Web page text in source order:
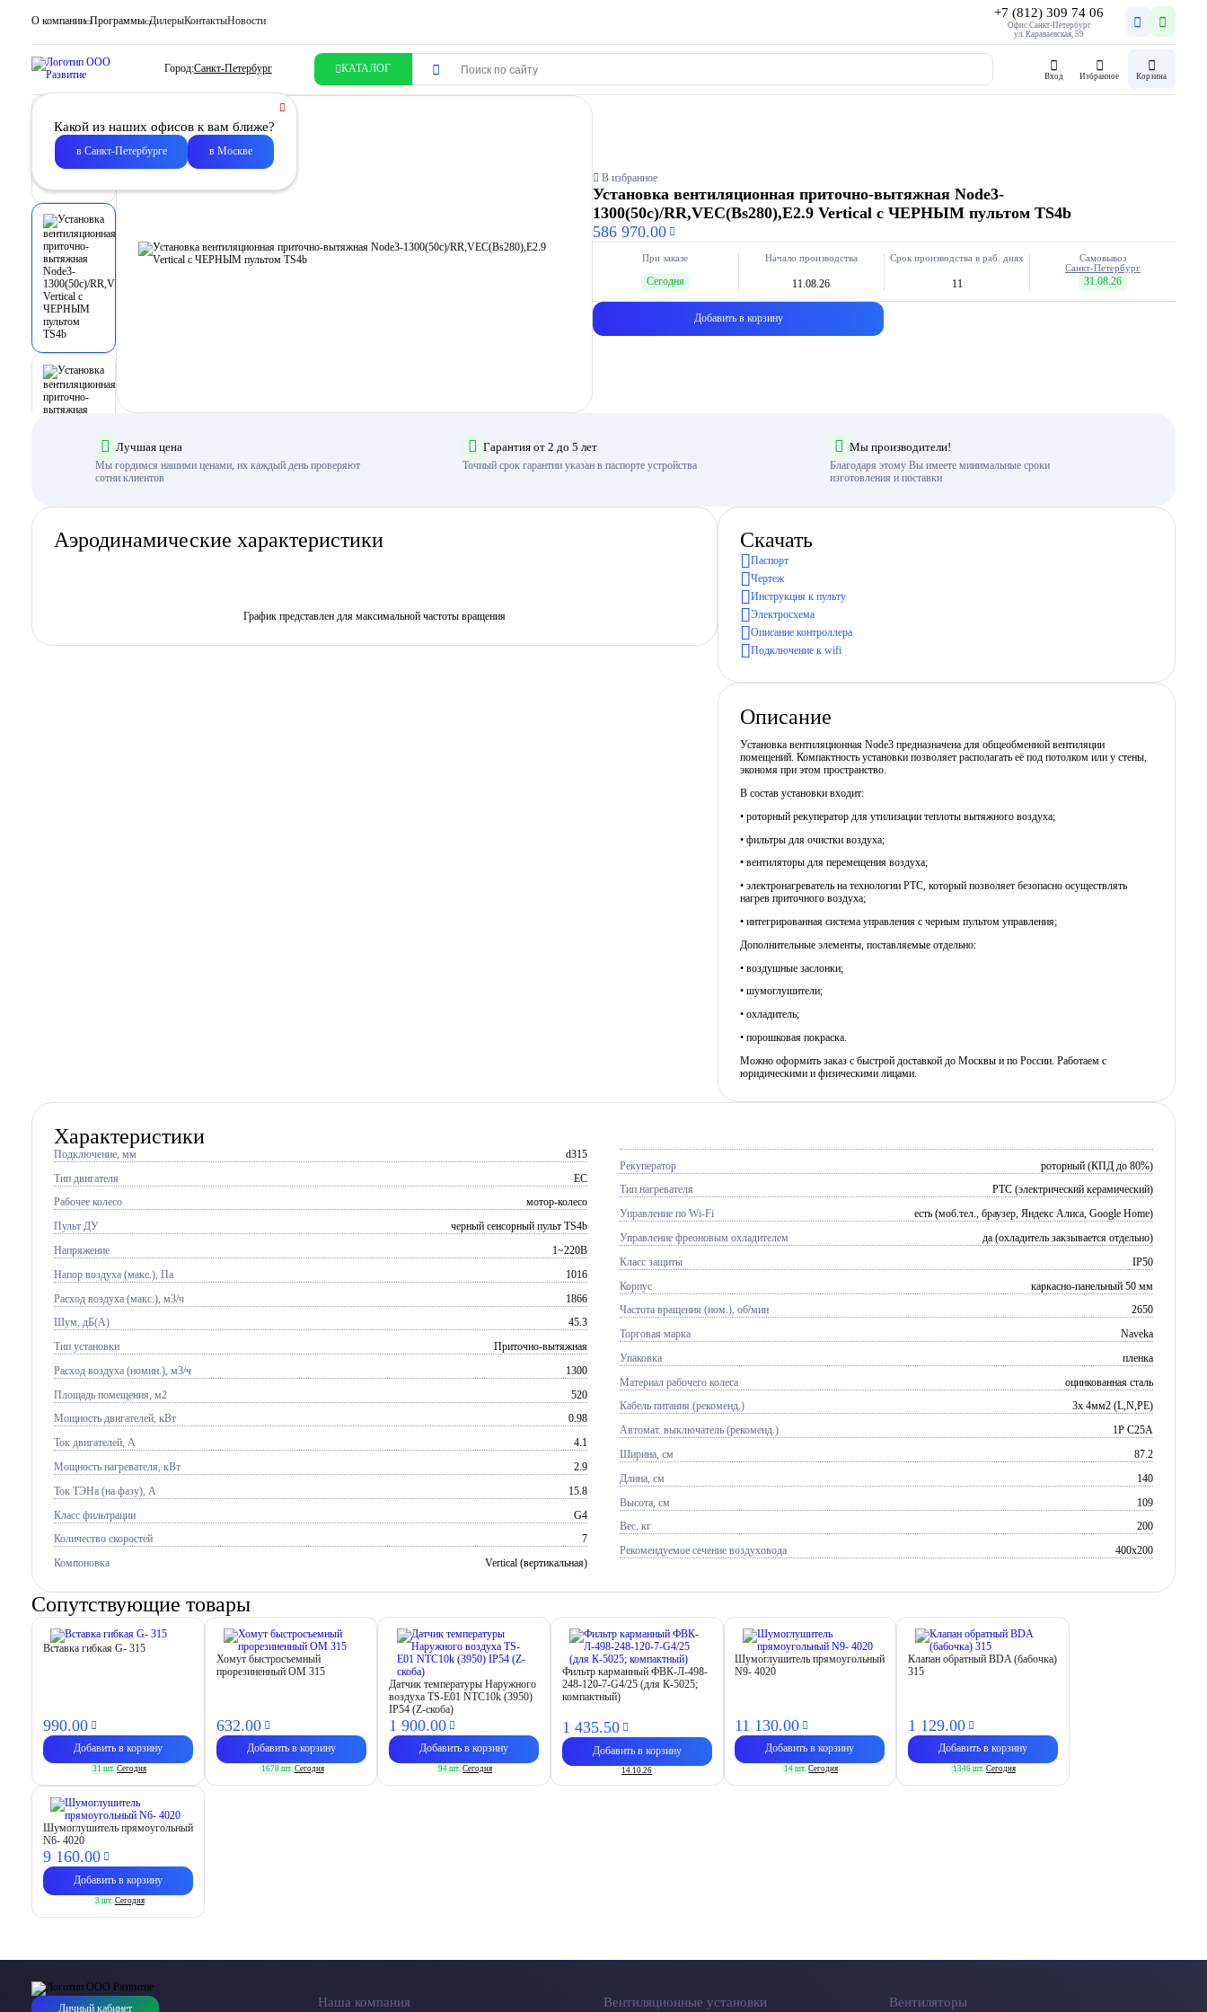
О компании Программы ДилерыКонтактыНовости
+7 (812) 309 74 06
Офис Санкт-Петербург
ул. Караваевская, 59
Город:Санкт-Петербург КАТАЛОГ
Вход Избранное Корзина
Какой из наших офисов к вам ближе?
в Санкт-Петербурге в Москве
В избранное
Установка вентиляционная приточно-вытяжная Node3-
1300(50c)/RR,VEC(Bs280),E2.9 Vertical с ЧЕРНЫМ пультом TS4b
586 970.00
При заказе
Сегодня
Начало производства
11.08.26
Срок производства в раб. днях
11
Самовывоз
Санкт-Петербург
31.08.26
Добавить в корзину
Лучшая цена
Мы гордимся нашими ценами, их каждый день проверяют
сотни клиентов
Гарантия от 2 до 5 лет
Точный срок гарантии указан в паспорте устройства
Мы производители!
Благодаря этому Вы имеете минимальные сроки
изготовления и поставки
Аэродинамические характеристики
График представлен для максимальной частоты вращения
Скачать
Паспорт
Чертеж
Инструкция к пульту
Электросхема
Описание контроллера
Подключение к wifi
Описание
Установка вентиляционная Node3 предназначена для общеобменной вентиляции
помещений. Компактность установки позволяет располагать её под потолком или у стены,
экономя при этом пространство.
В состав установки входит:
• роторный рекуператор для утилизации теплоты вытяжного воздуха;
• фильтры для очистки воздуха;
• вентиляторы для перемещения воздуха;
• электронагреватель на технологии PTC, который позволяет безопасно осуществлять
нагрев приточного воздуха;
• интегрированная система управления с черным пультом управления;
Дополнительные элементы, поставляемые отдельно:
• воздушные заслонки;
• шумоглушители;
• охладитель;
• порошковая покраска.
Можно оформить заказ с быстрой доставкой до Москвы и по России. Работаем с
юридическими и физическими лицами.
Характеристики
Подключение, мм d315
Тип двигателя EC
Рабочее колесо мотор-колесо
Пульт ДУ черный сенсорный пульт TS4b
Напряжение 1~220В
Напор воздуха (макс.), Па 1016
Расход воздуха (макс.), м3/ч 1866
Шум, дБ(А) 45.3
Тип установки Приточно-вытяжная
Расход воздуха (номин.), м3/ч 1300
Площадь помещения, м2 520
Мощность двигателей, кВт 0.98
Ток двигателей, А 4.1
Мощность нагревателя, кВт 2.9
Ток ТЭНа (на фазу), А 15.8
Класс фильтрации G4
Количество скоростей 7
Компоновка Vertical (вертикальная)
Рекуператор роторный (КПД до 80%)
Тип нагревателя PTC (электрический керамический)
Управление по Wi-Fi есть (моб.тел., браузер, Яндекс Алиса, Google Home)
Управление фреоновым охладителем да (охладитель закзывается отдельно)
Класс защиты IP50
Корпус каркасно-панельный 50 мм
Частота вращения (ном.), об/мин 2650
Торговая марка Naveka
Упаковка пленка
Материал рабочего колеса оцинкованная сталь
Кабель питания (рекоменд.) 3х 4мм2 (L,N,PE)
Автомат. выключатель (рекоменд.) 1P C25A
Ширина, см 87.2
Длина, см 140
Высота, см 109
Вес, кг 200
Рекомендуемое сечение воздуховода 400x200
Сопутствующие товары
Вставка гибкая G- 315
990.00
Добавить в корзину
31 шт. Сегодня
Хомут быстросъемный
прорезиненный OM 315
632.00
Добавить в корзину
1678 шт. Сегодня
Датчик температуры Наружного
воздуха TS-E01 NTC10k (3950)
IP54 (Z-скоба)
1 900.00
Добавить в корзину
94 шт. Сегодня
Фильтр карманный ФВК-Л-498-
248-120-7-G4/25 (для К-5025;
компактный)
1 435.50
Добавить в корзину
14.10.26
Шумоглушитель прямоугольный
N9- 4020
11 130.00
Добавить в корзину
14 шт. Сегодня
Клапан обратный BDA (бабочка)
315
1 129.00
Добавить в корзину
1346 шт. Сегодня
Шумоглушитель прямоугольный
N6- 4020
9 160.00
Добавить в корзину
3 шт. Сегодня
Личный кабинет
Наша компания Вентиляционные установки Вентиляторы